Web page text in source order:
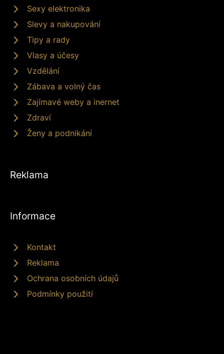
Sexy elektronika
Slevy a nakupování
Tipy a rady
Vlasy a účesy
Vzdělání
Zábava a volný čas
Zajímavé weby a inernet
Zdraví
Ženy a podnikání
Reklama
Informace
Kontakt
Reklama
Ochrana osobních údajů
Podmínky použití